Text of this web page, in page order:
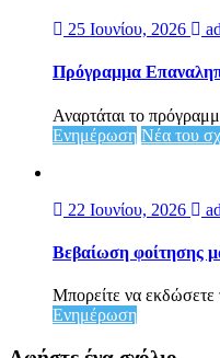
25 Ιουνίου, 2026
Πρόγραμμα
Αναρτάται το
Ενημέρωση Νέα του
22 Ιουνίου, 2026
Βεβαίωση φοίτησης
Μπορείτε να εκδώσετε
Ενημέρωση